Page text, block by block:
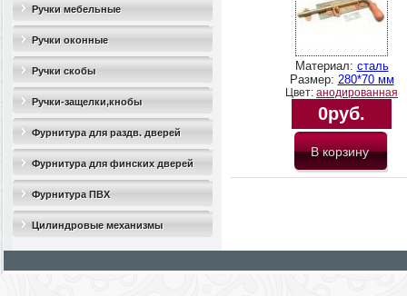
Ручки мебельные
Ручки оконные
Ручки скобы
Ручки-защелки,кнобы
Фурнитура для раздв. дверей
Фурнитура для финских дверей
Фурнитура ПВХ
Цилиндровые механизмы
Материал: сталь
Размер: 280*70 мм
Цвет: анодированная
0руб.